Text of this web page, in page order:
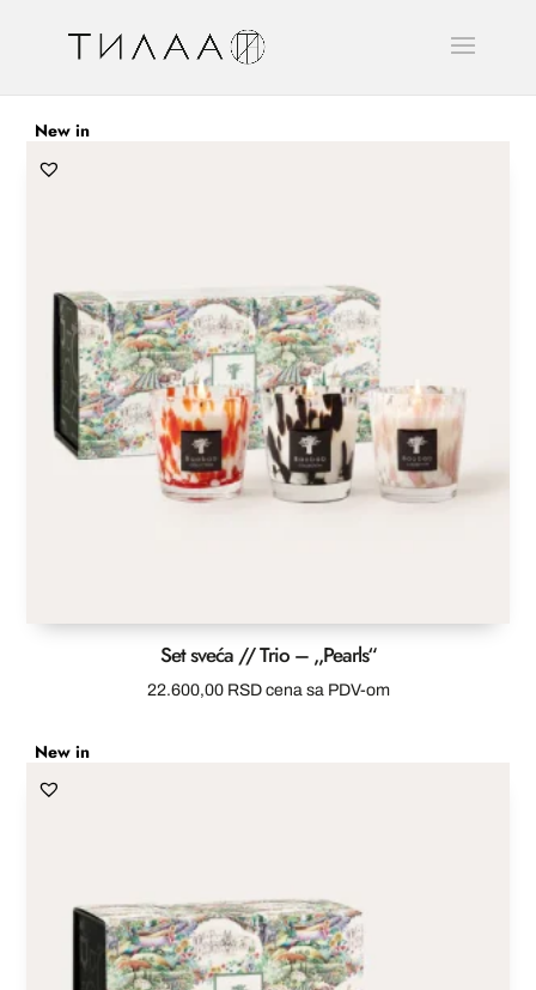
New in
Set sveća // Trio – ,,Pearls“
22.600,00 RSD cena sa PDV-om
New in